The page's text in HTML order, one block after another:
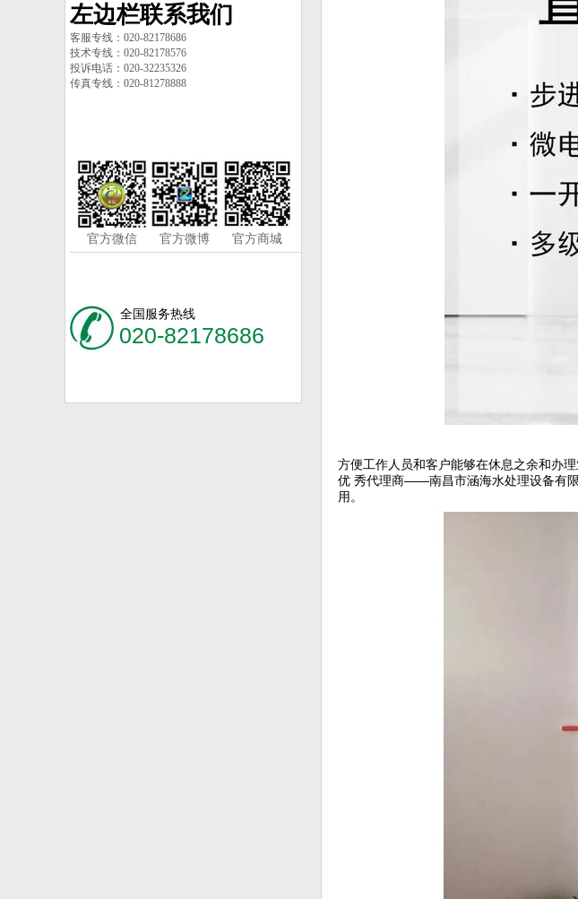
左边栏联系我们
客服专线：020-82178686
技术专线：020-82178576
投诉电话：020-32235326
传真专线：020-81278888
官方微信 官方微博 官方商城
全国服务热线
020-82178686
方便工作人员和客户能够在休息之余和办
优 秀代理商——南昌市涵海水处理设备有
用。